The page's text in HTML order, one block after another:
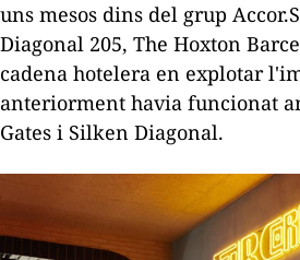
uns mesos dins del grup
Diagonal 205, The Hoxton
cadena hotelera en explotar
anteriorment havia funcionat
Gates i Silken Diagonal.